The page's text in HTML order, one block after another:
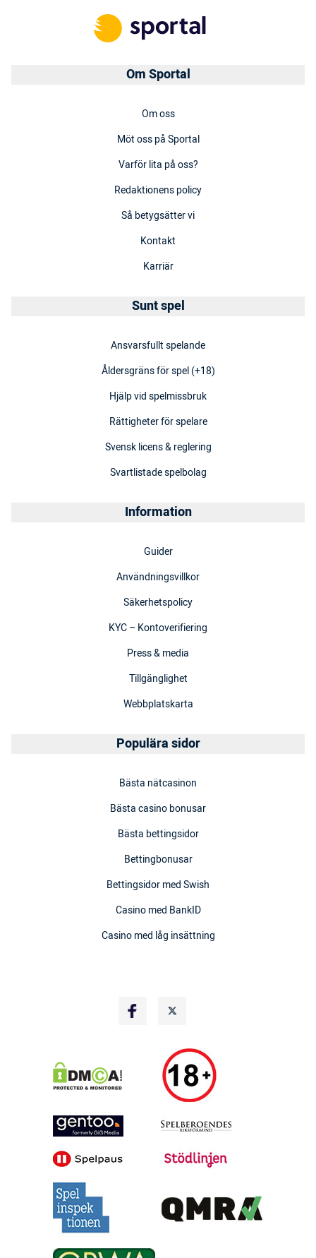
Om Sportal
Om oss
Möt oss på Sportal
Varför lita på oss?
Redaktionens policy
Så betygsätter vi
Kontakt
Karriär
Sunt spel
Ansvarsfullt spelande
Åldersgräns för spel (+18)
Hjälp vid spelmissbruk
Rättigheter för spelare
Svensk licens & reglering
Svartlistade spelbolag
Information
Guider
Användningsvillkor
Säkerhetspolicy
KYC – Kontoverifiering
Press & media
Tillgänglighet
Webbplatskarta
Populära sidor
Bästa nätcasinon
Bästa casino bonusar
Bästa bettingsidor
Bettingbonusar
Bettingsidor med Swish
Casino med BankID
Casino med låg insättning